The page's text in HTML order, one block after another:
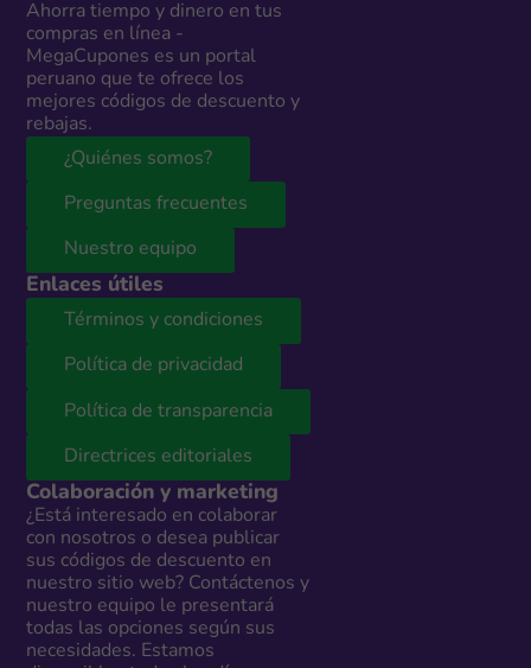
Ahorra tiempo y dinero en tus
compras en línea -
MegaCupones es un portal
peruano que te ofrece los
mejores códigos de descuento y
rebajas.
¿Quiénes somos?
Preguntas frecuentes
Nuestro equipo
Enlaces útiles
Términos y condiciones
Política de privacidad
Política de transparencia
Directrices editoriales
Colaboración y marketing
¿Está interesado en colaborar
con nosotros o desea publicar
sus códigos de descuento en
nuestro sitio web? Contáctenos y
nuestro equipo le presentará
todas las opciones según sus
necesidades. Estamos